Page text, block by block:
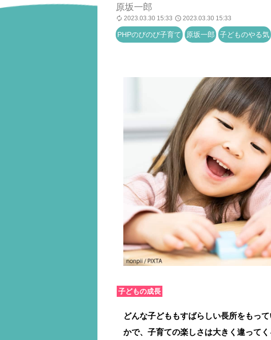
原坂一郎
2023.03.30 15:33 2023.03.30 15:33
PHPのびのび子育て 原坂一郎 子どものやる気
子どもの成長
どんな子どももすばらしい長所をもっ
かで、子育ての楽しさは大きく違って